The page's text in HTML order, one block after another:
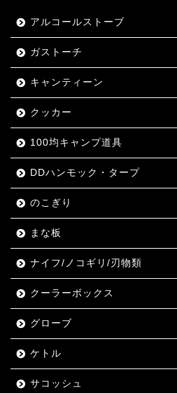
アルコールストーブ
ガストーチ
キャンティーン
クッカー
100均キャンプ道具
DDハンモック・タープ
のこぎり
まな板
ナイフ/ノコギリ/刃物類
クーラーボックス
グローブ
ケトル
サコッシュ